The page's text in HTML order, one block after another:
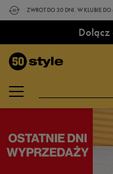
ZWROT DO 30 DNI. W KLUBIE